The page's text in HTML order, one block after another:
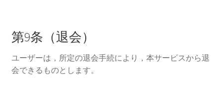
第9条（退会）
ユーザーは，所定の退会手続により，本サービスから退
会できるものとします。